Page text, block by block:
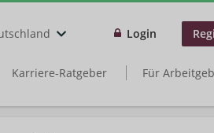
Login
Karriere-Ratgeber Für